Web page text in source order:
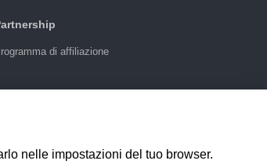
di affiliazione
nelle impostazioni del tuo browser.